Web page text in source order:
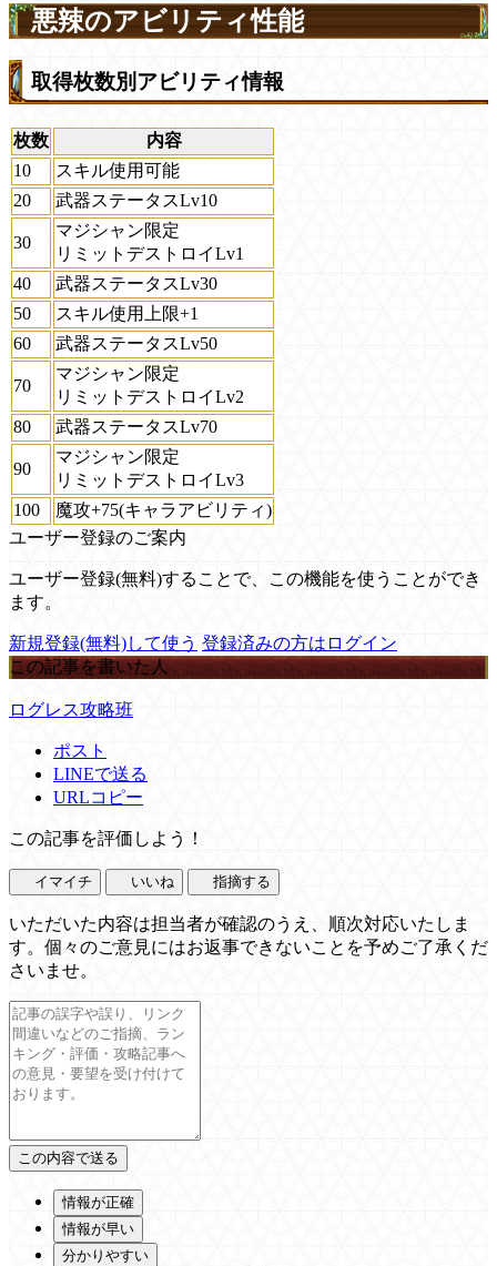
悪辣のアビリティ性能
取得枚数別アビリティ情報
枚数
内容
10
スキル使用可能
20
武器ステータスLv10
30
マジシャン限定
リミットデストロイLv1
40
武器ステータスLv30
50
スキル使用上限+1
60
武器ステータスLv50
70
マジシャン限定
リミットデストロイLv2
80
武器ステータスLv70
90
マジシャン限定
リミットデストロイLv3
100
魔攻+75(キャラアビリティ)
ユーザー登録のご案内
ユーザー登録(無料)することで、この機能を使うことができ
ます。
新規登録(無料)して使う 登録済みの方はログイン
この記事を書いた人
ログレス攻略班
ポスト
LINEで送る
URLコピー
この記事を評価しよう！
イマイチ いいね 指摘する
いただいた内容は担当者が確認のうえ、順次対応いたしま
す。個々のご意見にはお返事できないことを予めご了承くだ
さいませ。
情報が正確
情報が早い
分かりやすい